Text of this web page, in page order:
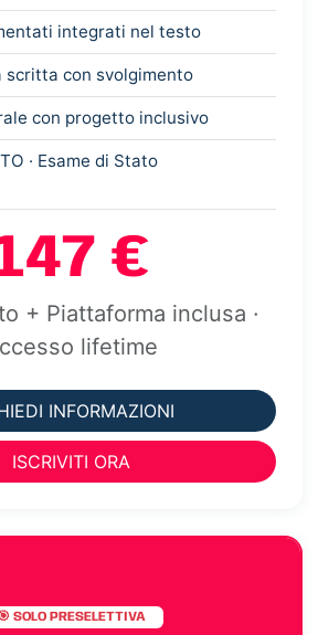
integrati nel testo
con svolgimento
con progetto inclusivo
· Esame di Stato
€
+ Piattaforma inclusa ·
lifetime
INFORMAZIONI
ISCRIVITI ORA
SOLO PRESELETTIVA